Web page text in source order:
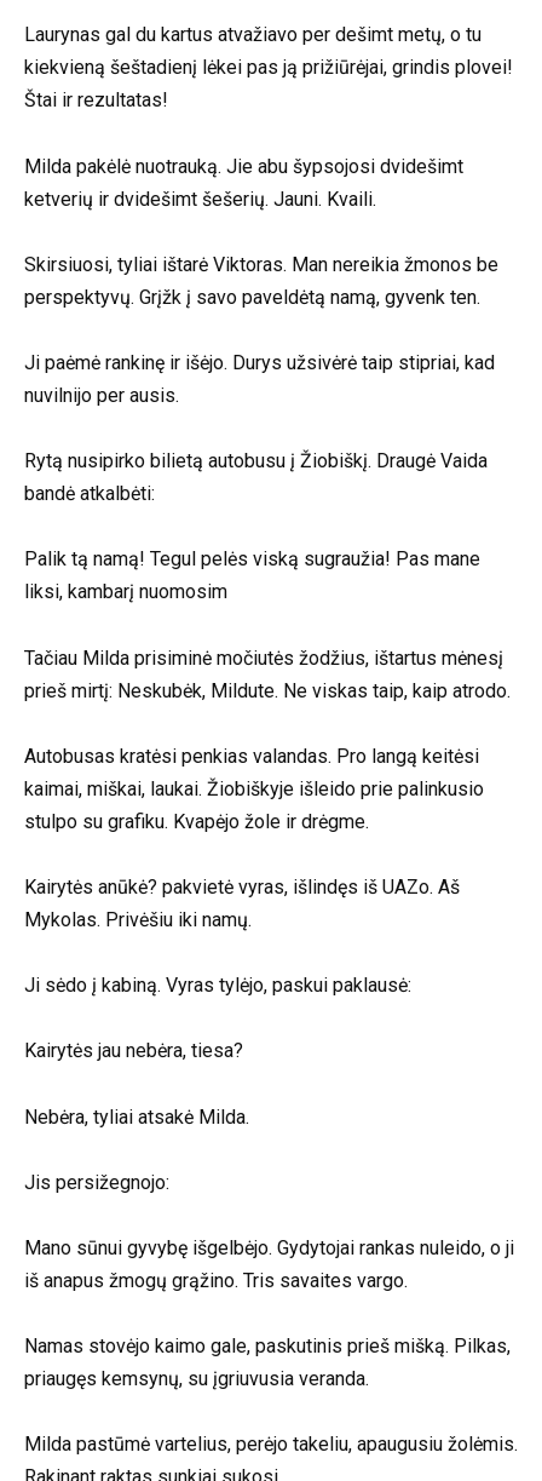
Laurynas gal du kartus atvažiavo per dešimt metų, o tu
kiekvieną šeštadienį lėkei pas ją prižiūrėjai, grindis plovei!
Štai ir rezultatas!
Milda pakėlė nuotrauką. Jie abu šypsojosi dvidešimt
ketverių ir dvidešimt šešerių. Jauni. Kvaili.
Skirsiuosi, tyliai ištarė Viktoras. Man nereikia žmonos be
perspektyvų. Grįžk į savo paveldėtą namą, gyvenk ten.
Ji paėmė rankinę ir išėjo. Durys užsivėrė taip stipriai, kad
nuvilnijo per ausis.
Rytą nusipirko bilietą autobusu į Žiobiškį. Draugė Vaida
bandė atkalbėti:
Palik tą namą! Tegul pelės viską sugraužia! Pas mane
liksi, kambarį nuomosim
Tačiau Milda prisiminė močiutės žodžius, ištartus mėnesį
prieš mirtį: Neskubėk, Mildute. Ne viskas taip, kaip atrodo.
Autobusas kratėsi penkias valandas. Pro langą keitėsi
kaimai, miškai, laukai. Žiobiškyje išleido prie palinkusio
stulpo su grafiku. Kvapėjo žole ir drėgme.
Kairytės anūkė? pakvietė vyras, išlindęs iš UAZo. Aš
Mykolas. Privėšiu iki namų.
Ji sėdo į kabiną. Vyras tylėjo, paskui paklausė:
Kairytės jau nebėra, tiesa?
Nebėra, tyliai atsakė Milda.
Jis persižegnojo:
Mano sūnui gyvybę išgelbėjo. Gydytojai rankas nuleido, o ji
iš anapus žmogų grąžino. Tris savaites vargo.
Namas stovėjo kaimo gale, paskutinis prieš mišką. Pilkas,
priaugęs kemsynų, su įgriuvusia veranda.
Milda pastūmė vartelius, perėjo takeliu, apaugusiu žolėmis.